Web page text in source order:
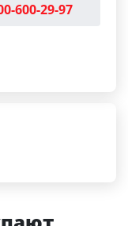
600-29-97